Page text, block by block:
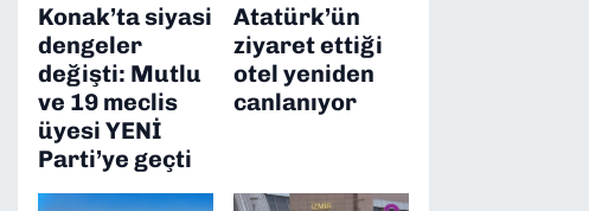
Konak’ta siyasi
dengeler
değişti: Mutlu
ve 19 meclis
üyesi YENİ
Parti’ye geçti
Atatürk’ün
ziyaret ettiği
otel yeniden
canlanıyor